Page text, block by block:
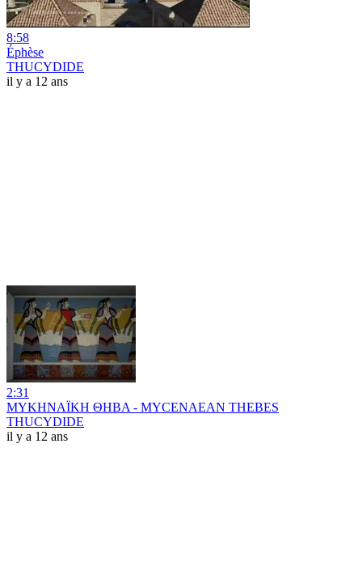
8:58
Éphèse
THUCYDIDE
il y a 12 ans
2:31
ΜΥΚΗΝΑΪΚΗ ΘΗΒΑ - MYCENAEAN THEBES
THUCYDIDE
il y a 12 ans